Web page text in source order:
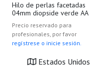
Hilo de perlas facetadas
04mm diopside verde AA
Precio reservado para
profesionales, por favor
regístrese o inicie sesión.
Estados Unidos